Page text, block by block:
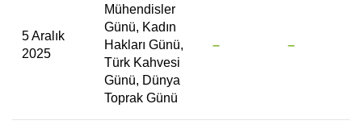
5 Aralık
2025
Mühendisler
Günü, Kadın
Hakları Günü,
Türk Kahvesi
Günü, Dünya
Toprak Günü
– –